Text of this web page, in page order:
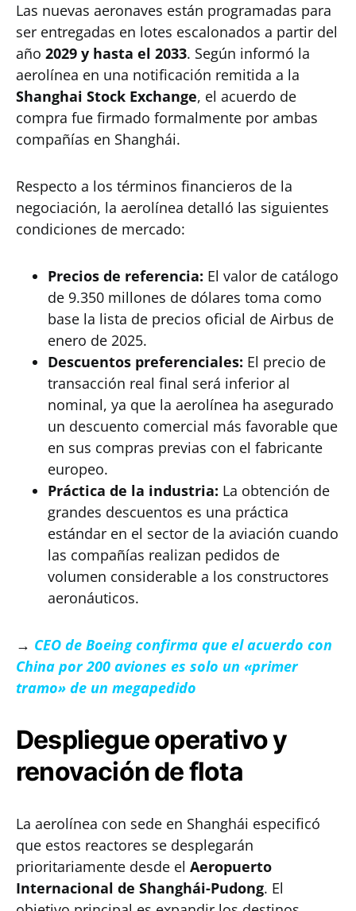
Las nuevas aeronaves están programadas para
ser entregadas en lotes escalonados a partir del
año 2029 y hasta el 2033. Según informó la
aerolínea en una notificación remitida a la
Shanghai Stock Exchange, el acuerdo de
compra fue firmado formalmente por ambas
compañías en Shanghái.
Respecto a los términos financieros de la
negociación, la aerolínea detalló las siguientes
condiciones de mercado:
Precios de referencia: El valor de catálogo
de 9.350 millones de dólares toma como
base la lista de precios oficial de Airbus de
enero de 2025.
Descuentos preferenciales: El precio de
transacción real final será inferior al
nominal, ya que la aerolínea ha asegurado
un descuento comercial más favorable que
en sus compras previas con el fabricante
europeo.
Práctica de la industria: La obtención de
grandes descuentos es una práctica
estándar en el sector de la aviación cuando
las compañías realizan pedidos de
volumen considerable a los constructores
aeronáuticos.
→ CEO de Boeing confirma que el acuerdo con
China por 200 aviones es solo un «primer
tramo» de un megapedido
Despliegue operativo y
renovación de flota
La aerolínea con sede en Shanghái especificó
que estos reactores se desplegarán
prioritariamente desde el Aeropuerto
Internacional de Shanghái-Pudong. El